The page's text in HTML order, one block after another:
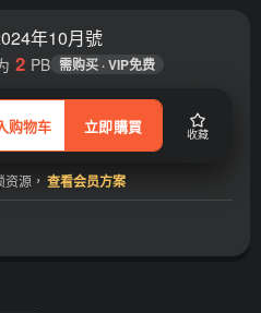
年10月號
购物车 立即購買 收藏
2 PB 需购买 · VIP免费
源， 查看会员方案